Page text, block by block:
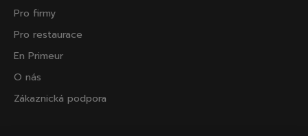
Pro firmy
Pro restaurace
En Primeur
O nás
Zákaznická podpora